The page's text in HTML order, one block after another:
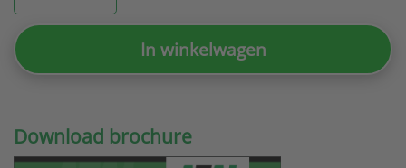
In winkelwagen
Download brochure